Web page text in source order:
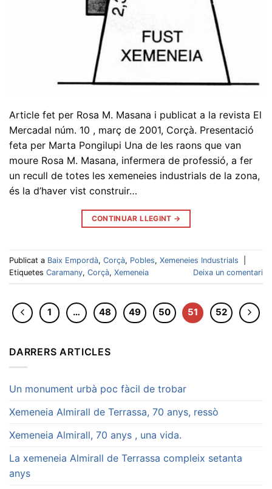
Article fet per Rosa M. Masana i publicat a la revista El
Mercadal núm. 10 , març de 2001, Corçà. Presentació
feta per Marta Pongilupi Una de les raons que van
moure Rosa M. Masana, infermera de professió, a fer
un recull de totes les xemeneies industrials de la zona,
és la d’haver vist construir…
CONTINUAR LLEGINT →
Publicat a Baix Empordà, Corçà, Pobles, Xemeneies Industrials
Etiquetes Caramany, Corçà, Xemeneia Deixa un comentari
1 … 48 49 50 51 52
DARRERS ARTICLES
Un monument urbà poc fàcil de trobar
Xemeneia Almirall de Terrassa, 70 anys, ressò
Xemeneia Almirall, 70 anys , una vida.
La xemeneia Almirall de Terrassa compleix setanta
anys